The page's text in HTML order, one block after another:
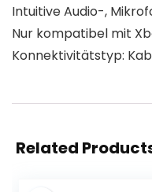
Intuitive Audio-,
Nur kompatibel mit
Konnektivitätstyp:
Related